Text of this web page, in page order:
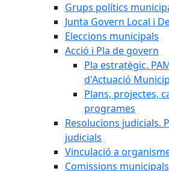
Grups polítics
Junta Govern Local i
Eleccions municipals
Acció i Pla de govern
Pla estratègic.
d'Actuació
Plans, projectes,
programes
Resolucions judicials.
judicials
Vinculació a
Comissions municipals